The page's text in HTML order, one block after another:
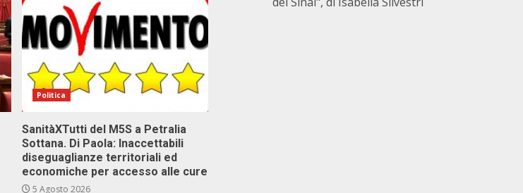
Politica
SanitàXTutti del M5S a Petralia
Sottana. Di Paola: Inaccettabili
diseguaglianze territoriali ed
economiche per accesso alle cure
5 Agosto 2026